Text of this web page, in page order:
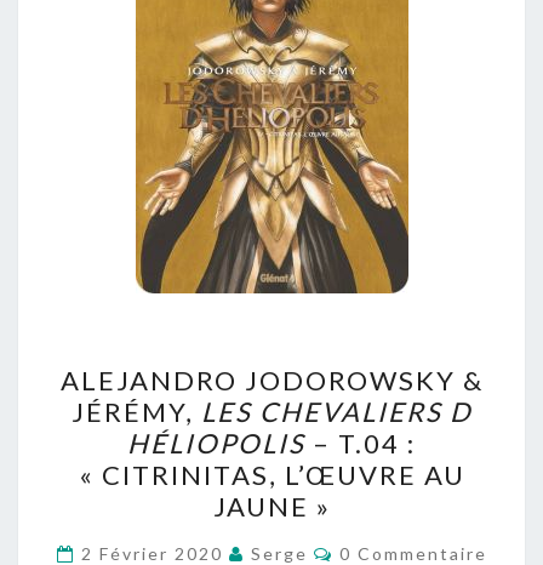
JODOROWSKY
&
JÉRÉMY,
LES
CHEVALIERS
D
ALEJANDRO JODOROWSKY &
JÉRÉMY, LES CHEVALIERS D
HÉLIOPOLIS – T.04 :
« CITRINITAS, L’ŒUVRE AU
JAUNE »
2 Février 2020 Serge Commentaires
0 Commentaire